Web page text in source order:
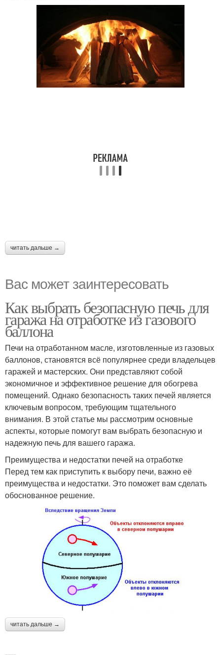
читать дальше →
Вас может заинтересовать
Как выбрать безопасную печь для
гаража на отработке из газового
баллона
Печи на отработанном масле, изготовленные из газовых
баллонов, становятся всё популярнее среди владельцев
гаражей и мастерских. Они представляют собой
экономичное и эффективное решение для обогрева
помещений. Однако безопасность таких печей является
ключевым вопросом, требующим тщательного
внимания. В этой статье мы рассмотрим основные
аспекты, которые помогут вам выбрать безопасную и
надежную печь для вашего гаража.
Преимущества и недостатки печей на отработке
Перед тем как приступить к выбору печи, важно её
преимущества и недостатки. Это поможет вам сделать
обоснованное решение.
читать дальше →